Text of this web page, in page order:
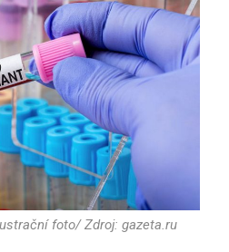
foto/ Zdroj: gazeta.ru